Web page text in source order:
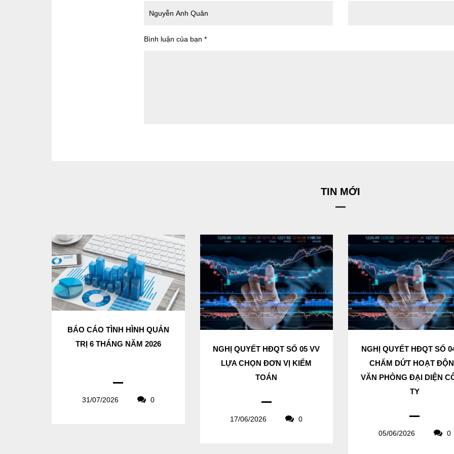
Bình luận của bạn*
TIN MỚI
BÁO CÁO TÌNH HÌNH QUẢN
TRỊ 6 THÁNG NĂM 2026
31/07/2026 0
NGHỊ QUYẾT HĐQT SỐ 05 VV
LỰA CHỌN ĐƠN VỊ KIỂM
TOÁN
17/06/2026 0
NGHỊ QUYẾT HĐQT SỐ
CHẤM DỨT HOẠT
VĂN PHÒNG ĐẠI DIỆN
TY
05/06/2026 0